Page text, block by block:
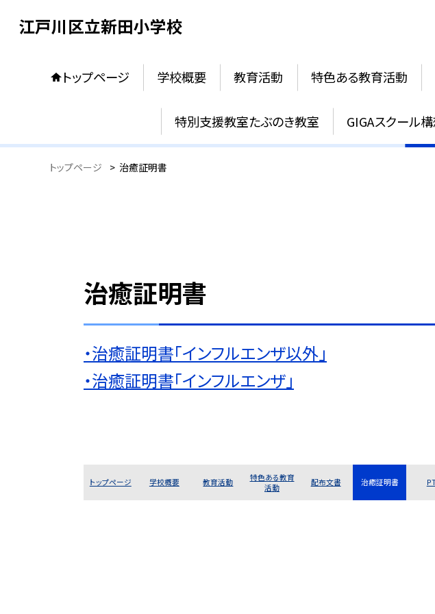
江戸川区立新田小学校
トップページ 学校概要 教育活動 特色ある教育活動
特別支援教室たぶのき教室 GIGAスクール
トップページ > 治癒証明書
治癒証明書
・治癒証明書「インフルエンザ以外」
・治癒証明書「インフルエンザ」
トップページ 学校概要 教育活動
特色ある教育
活動
配布文書 治癒証明書